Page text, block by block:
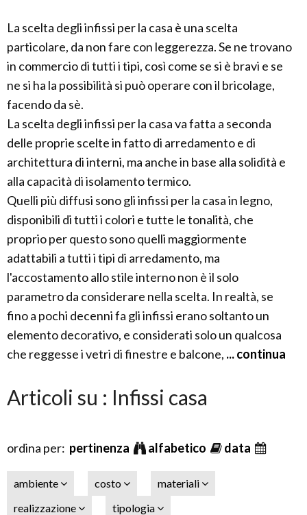
La scelta degli infissi per la casa è una scelta
particolare, da non fare con leggerezza. Se ne trovano
in commercio di tutti i tipi, così come se si è bravi e se
ne si ha la possibilità si può operare con il bricolage,
facendo da sè.
La scelta degli infissi per la casa va fatta a seconda
delle proprie scelte in fatto di arredamento e di
architettura di interni, ma anche in base alla solidità e
alla capacità di isolamento termico.
Quelli più diffusi sono gli infissi per la casa in legno,
disponibili di tutti i colori e tutte le tonalità, che
proprio per questo sono quelli maggiormente
adattabili a tutti i tipi di arredamento, ma
l'accostamento allo stile interno non è il solo
parametro da considerare nella scelta. In realtà, se
fino a pochi decenni fa gli infissi erano soltanto un
elemento decorativo, e considerati solo un qualcosa
che reggesse i vetri di finestre e balcone, ... continua
Articoli su : Infissi casa
ordina per: pertinenza alfabetico data
ambiente costo
materiali
realizzazione
tipologia